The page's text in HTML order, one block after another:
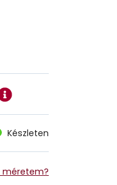
Készleten
méretem?